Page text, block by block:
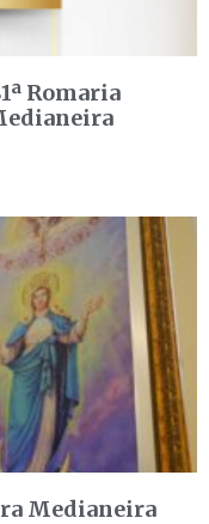
Romaria
Medianeira